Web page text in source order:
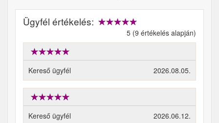
Ügyfél értékelés:
5 (9 értékelés alapján)
Kereső ügyfél 2026.08.05.
Kereső ügyfél 2026.06.12.